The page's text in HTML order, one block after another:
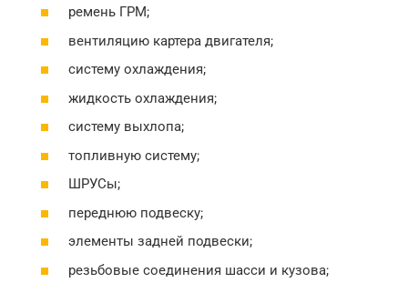
ремень ГРМ;
вентиляцию картера двигателя;
систему охлаждения;
жидкость охлаждения;
систему выхлопа;
топливную систему;
ШРУСы;
переднюю подвеску;
элементы задней подвески;
резьбовые соединения шасси и кузова;